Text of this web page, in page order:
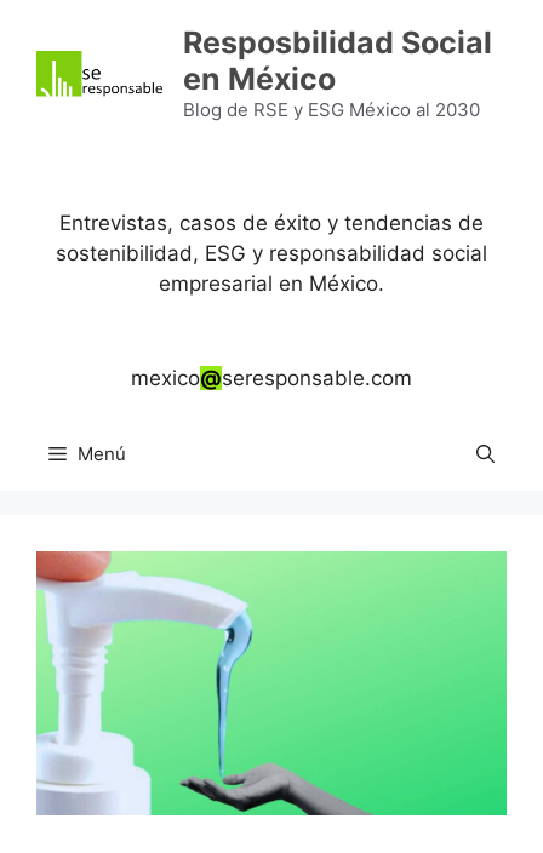
contenido
Resposbilidad Social
en México
Blog de RSE y ESG México al 2030
Entrevistas, casos de éxito y tendencias de
sostenibilidad, ESG y responsabilidad social
empresarial en México.
mexico@seresponsable.com
Menú